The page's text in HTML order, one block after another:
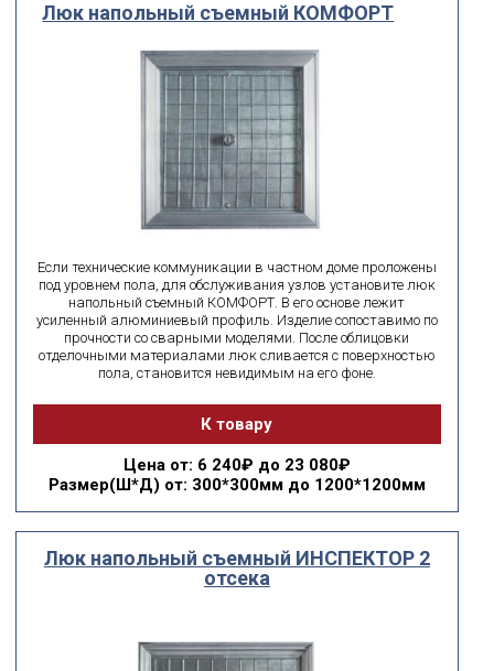
Люк напольный съемный КОМФОРТ
Если технические коммуникации в частном доме проложены
под уровнем пола, для обслуживания узлов установите люк
напольный съемный КОМФОРТ. В его основе лежит
усиленный алюминиевый профиль. Изделие сопоставимо по
прочности со сварными моделями. После облицовки
отделочными материалами люк сливается с поверхностью
пола, становится невидимым на его фоне.
К товару
Ценаот: 6 240₽ до 23 080₽
Размер(Ш*Д) от: 300*300мм до 1200*1200мм
Люк напольный съемный ИНСПЕКТОР 2
отсека